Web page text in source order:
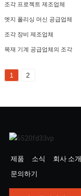
조각 프로젝트 제조업체
엣지 폴리싱 머신 공급업체
조각 장비 제조업체
목재 기계 공급업체의 조각
1 2
제품 소식 회사 소개
문의하기